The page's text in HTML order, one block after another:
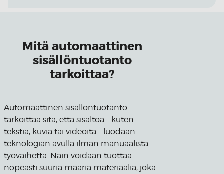
Mitä automaattinen
sisällöntuotanto
tarkoittaa?
Automaattinen sisällöntuotanto
tarkoittaa sitä, että sisältöä – kuten
tekstiä, kuvia tai videoita – luodaan
teknologian avulla ilman manuaalista
työvaihetta. Näin voidaan tuottaa
nopeasti suuria määriä materiaalia, joka